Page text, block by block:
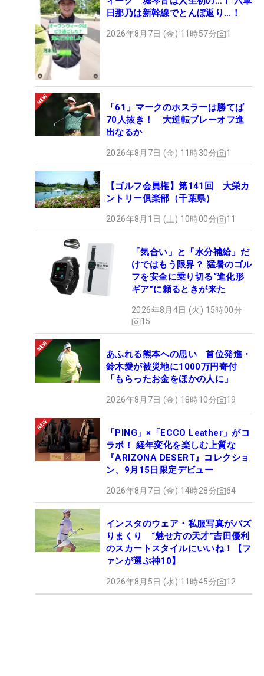
日那乃は新幹線でとんぼ返り…！
2026年8月7日 (金) 11時57分 1
「61」マークのホスラーは勝てば
70人抜き！ 大逆転プレーオフ進
出なるか
2026年8月7日 (金) 11時30分 1
【ゴルフ会員権】第141回 大栄カ
ントリー俱楽部（千葉県）
2026年8月1日 (土) 10時00分 11
「気合い」と「水分補給」だ
けではもう限界？ 猛暑のゴル
フを安全に乗り切る“進化形
ギア”に頼るときが来た
2026年8月4日 (火) 15時00分
15
あふれる熊本への思い 首位発進・
鈴木愛が被災地に1000万円寄付
「もらったお金をほかの人に」
2026年8月7日 (金) 18時10分 19
「PING」×「ECCO Leather」がコ
ラボ！ 経年変化を楽しむ上質な
『ARIZONA DESERT』コレクショ
ン、9月15日限定デビュー
2026年8月7日 (金) 14時28分 64
インスタのウェア・私服写真がバズ
りまくり “魅せ方の天才”吉田優利
のスカートスタイルにいいね！【フ
ァンが選ぶ神10】
2026年8月5日 (水) 11時45分 12